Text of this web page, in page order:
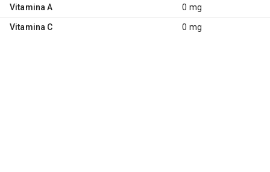
Vitamina A 0 mg
Vitamina C 0 mg